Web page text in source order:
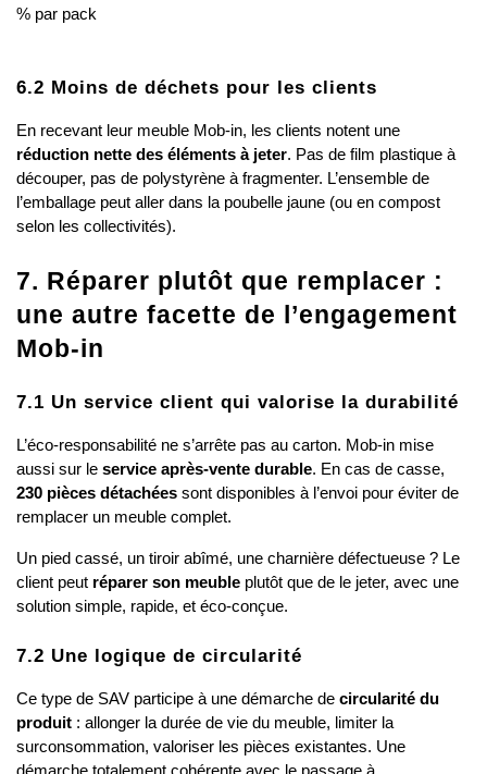
% par pack
6.2 Moins de déchets pour les clients
réduction nette des éléments à jeter. Pas de film plastique à
découper, pas de polystyrène à fragmenter. L’ensemble de
l’emballage peut aller dans la poubelle jaune (ou en compost
selon les collectivités).
7. Réparer plutôt que remplacer :
une autre facette de l’engagement
Mob-in
7.1 Un service client qui valorise la durabilité
L’éco-responsabilité ne s’arrête pas au carton. Mob-in mise
aussi sur le service après-vente durable
230 pièces détachées sont disponibles à l’envoi pour éviter de
remplacer un meuble complet.
Un pied cassé, un tiroir abîmé, une charnière défectueuse ? Le
client peut réparer son meuble plutôt que de le jeter, avec une
solution simple, rapide, et éco-conçue.
7.2 Une logique de circularité
Ce type de SAV participe à une démarche de circularité du
produit : allonger la durée de vie du meuble, limiter la
surconsommation, valoriser les pièces existantes. Une